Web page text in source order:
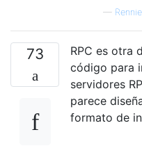
—
73
RPC es otra
código para
servidores
parece
formato de